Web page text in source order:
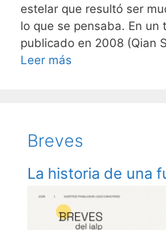
estelar que resultó ser
lo que se pensaba. En un
publicado en 2008 (Qian
Leer más
Breves
La historia de una